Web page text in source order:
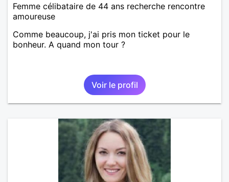
Femme célibataire de 44 ans recherche rencontre
amoureuse
Comme beaucoup, j'ai pris mon ticket pour le
bonheur. A quand mon tour ?
Voir le profil